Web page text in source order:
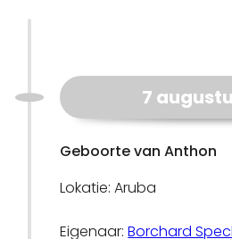
7
Geboorte van Anthon
Lokatie: Aruba
Eigenaar:Borchard